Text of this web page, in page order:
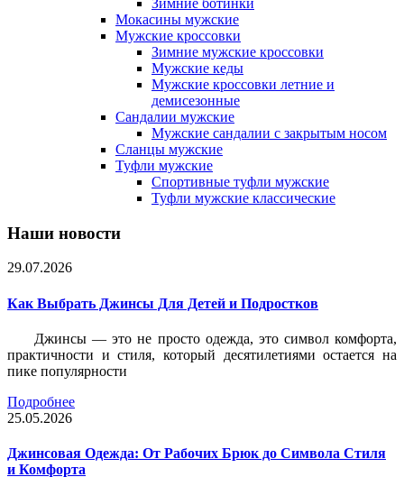
Зимние ботинки
Мокасины мужские
Мужские кроссовки
Зимние мужские кроссовки
Мужские кеды
Мужские кроссовки летние и
демисезонные
Сандалии мужские
Мужские сандалии с закрытым носом
Сланцы мужские
Туфли мужские
Спортивные туфли мужские
Туфли мужские классические
Наши новости
29.07.2026
Как Выбрать Джинсы Для Детей и Подростков
Джинсы — это не просто одежда, это символ комфорта,
практичности и стиля, который десятилетиями остается на
пике популярности
Подробнее
25.05.2026
Джинсовая Одежда: От Рабочих Брюк до Символа Стиля
и Комфорта